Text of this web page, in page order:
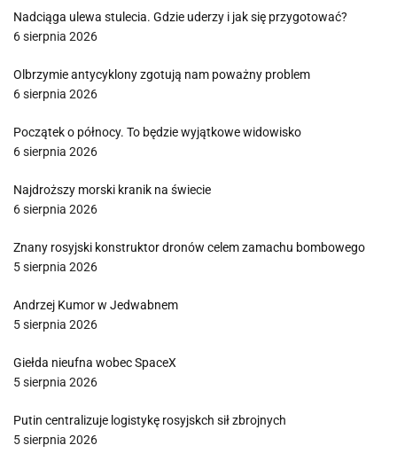
Nadciąga ulewa stulecia. Gdzie uderzy i jak się przygotować?
6 sierpnia 2026
Olbrzymie antycyklony zgotują nam poważny problem
6 sierpnia 2026
Początek o północy. To będzie wyjątkowe widowisko
6 sierpnia 2026
Najdroższy morski kranik na świecie
6 sierpnia 2026
Znany rosyjski konstruktor dronów celem zamachu bombowego
5 sierpnia 2026
Andrzej Kumor w Jedwabnem
5 sierpnia 2026
Giełda nieufna wobec SpaceX
5 sierpnia 2026
Putin centralizuje logistykę rosyjskch sił zbrojnych
5 sierpnia 2026